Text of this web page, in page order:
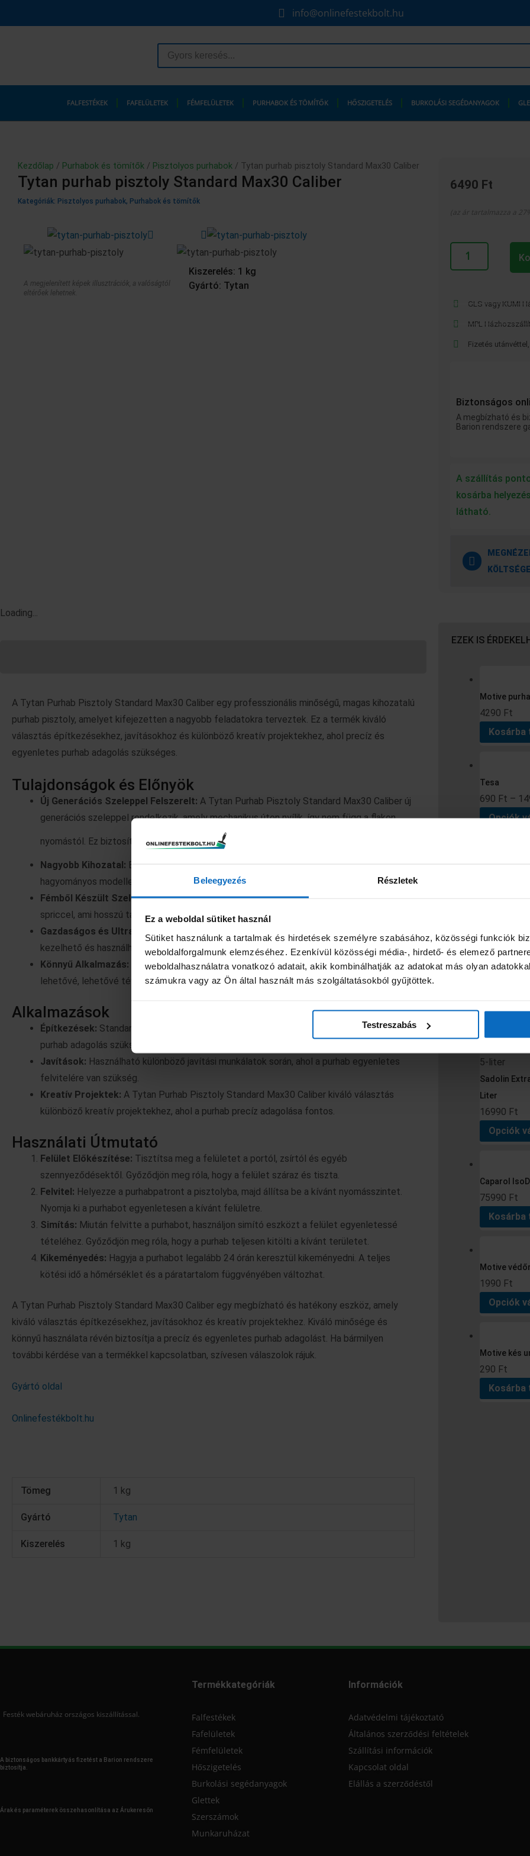
Beleegyezés Részletek
Ez a weboldal sütiket használ
Sütiket használunk a tartalmak és hirdetések személyre szabásához, közösségi funkciók
weboldalforgalmunk elemzéséhez. Ezenkívül közösségi média-, hirdető- és elemező
weboldalhasználatra vonatkozó adatait, akik kombinálhatják az adatokat más olyan
számukra vagy az Ön által használt más szolgáltatásokból gyűjtöttek.
Testreszabás
to
info@onlinefestekbolt.hu
Search
...
FALFESTÉKEK FAFELÜLETEK FÉMFELÜLETEK PURHABOK ÉS TÖMÍTŐK HŐSZIGETELÉS BURKOLÁSI SEGÉDANYAGOK
Kezdőlap / Purhabok és tömítők / Pisztolyos purhabok / Tytan purhab pisztoly Standard Max30 Caliber
Tytan purhab pisztoly Standard Max30 Caliber
Kategóriák: Pisztolyos purhabok, Purhabok és tömítők
A megjelenített képek illusztrációk, a valóságtól
eltérőek lehetnek.
Kiszerelés: 1 kg
Gyártó: Tytan
6490 Ft
(az ár tartalmazza a
Tytan
purhab
Max30
Caliber
mennyiség
GLS vagy KUMI
MPL
Fizetés
Biztonságos
A megbízható és
Barion rendszere
A szállítás
kosárba
látható.
Loading...
A Tytan Purhab Pisztoly Standard Max30 Caliber egy professzionális minőségű, magas kihozatalú
purhab pisztoly, amelyet kifejezetten a nagyobb feladatokra terveztek. Ez a termék kiváló
választás építkezésekhez, javításokhoz és különböző kreatív projektekhez, ahol precíz és
egyenletes purhab adagolás szükséges.
Tulajdonságok és Előnyök
Új Generációs Szeleppel Felszerelt: A Tytan Purhab Pisztoly Standard Max30 Caliber új
generációs szeleppel rendelkezik, amely mechanikus úton nyílik, így nem függ a flakon
nyomástól. Ez biztosítja a stabil habminőséget és kisebb utótágulást
Nagyobb Kihozatal: Ez a purhab pisztoly 30%-kal nagyobb kihozatelt biztosít, mint a
hagyományos modellek, így hatékonyabban és gyorsabban végezhetők el a feladatok.
Fémből Készült Szeleptest:A szeleptest fémből készült, így nem szivárog és nem
spriccel, ami hosszú távon is biztosítja a stabilitást.
Gazdaságos és Ultra-Könnyű:
kezelhető és használható bármilyen helyzetben.
Könnyű Alkalmazás: Standard Max30 Caliber egyszerű és hatékony felhasználását teszi
lehetővé, lehetővé téve a pontos és egyenletes purhab felvitelt.
Alkalmazások
Építkezések: Standard Max30 Caliber ideális választás építkezésekhez, ahol precíz
purhab adagolás szükséges.
Javítások: Használható különböző javítási munkálatok során, ahol a purhab egyenletes
felvitelére van szükség.
Kreatív Projektek: A Tytan Purhab Pisztoly Standard Max30 Caliber kiváló választás
különböző kreatív projektekhez, ahol a purhab precíz adagolása fontos.
Használati Útmutató
Felület Előkészítése: Tisztítsa meg a felületet a portól, zsírtól és egyéb
szennyeződésektől. Győződjön meg róla, hogy a felület száraz és tiszta.
Felvitel: Helyezze a purhabpatront a pisztolyba, majd állítsa be a kívánt nyomásszintet.
Nyomja ki a purhabot egyenletesen a kívánt felületre.
Simítás: Miután felvitte a purhabot, használjon simító eszközt a felület egyenletessé
tételéhez. Győződjön meg róla, hogy a purhab teljesen kitölti a kívánt területet.
Kikeményedés: Hagyja a purhabot legalább 24 órán keresztül kikeményedni. A teljes
kötési idő a hőmérséklet és a páratartalom függvényében változhat.
A Tytan Purhab Pisztoly Standard Max30 Caliber egy megbízható és hatékony eszköz, amely
kiváló választás építkezésekhez, javításokhoz és kreatív projektekhez. Kiváló minősége és
könnyű használata révén biztosítja a precíz és egyenletes purhab adagolást. Ha bármilyen
további kérdése van a termékkel kapcsolatban, szívesen válaszolok rájuk.
Gyártó oldal
Onlinefestékbolt.hu
Tömeg 1 kg
Gyártó Tytan
Kiszerelés 1 kg
EZEK IS
Motive
4290 Ft
Kosárba
Tesa
690 Ft –
Opciók
szilikonhoz
2090
Sadolin
Liter
16990 Ft
Opciók
Caparol
75990 Ft
Kosárba
Motive
1990 Ft
Opciók
Motive kés
290 Ft
Kosárba
Festék webáruház országos kiszállítással.
A biztonságos bankkártyás fizetést a Barion rendszere
biztosítja.
Árak és paraméterek összehasonlítása az Árukeresőn
Termékkategóriák
Falfestékek
Fafelületek
Fémfelületek
Hőszigetelés
Burkolási segédanyagok
Glettek
Szerszámok
Munkaruházat
Információk
Adatvédelmi tájékoztató
Általános szerződési feltételek
Szállítási információk
Kapcsolat oldal
Elállás a szerződéstől